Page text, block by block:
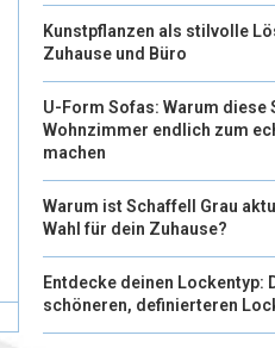
Kunstpflanzen als stilvolle
Zuhause und Büro
U-Form Sofas: Warum diese
Wohnzimmer endlich zum
machen
Warum ist Schaffell Grau
Wahl für dein Zuhause?
Entdecke deinen Lockentyp:
schöneren, definierteren